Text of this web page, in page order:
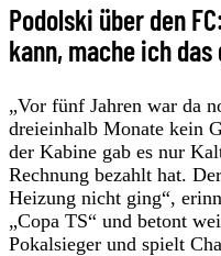
Podolski über den
kann, mache ich das
„Vor fünf Jahren war da
dreieinhalb Monate kein
der Kabine gab es nur
Rechnung bezahlt hat.
Heizung nicht ging“,
„Copa TS“ und betont
Pokalsieger und spielt